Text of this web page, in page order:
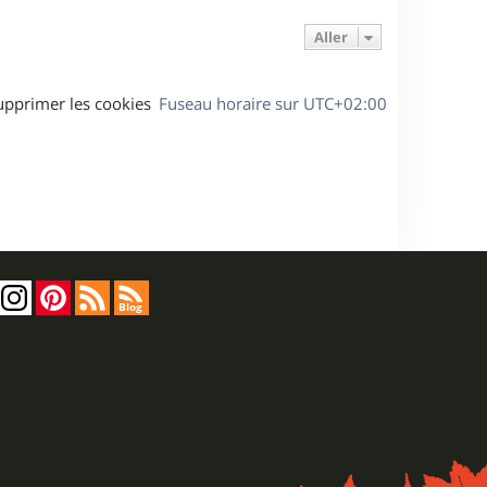
Aller
Fuseau horaire sur UTC+02:00
les cookies